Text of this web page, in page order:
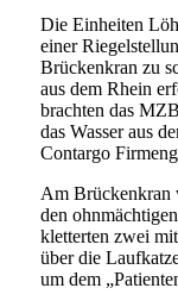
Die Einheiten
einer
Brückenkran zu
aus dem Rhein
brachten das
das Wasser aus
Contargo
Am Brückenkran
den
kletterten zwei
über die
um dem